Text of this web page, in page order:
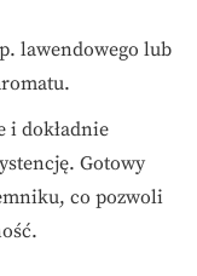
lawendowego lub
i dokładnie
Gotowy
co pozwoli